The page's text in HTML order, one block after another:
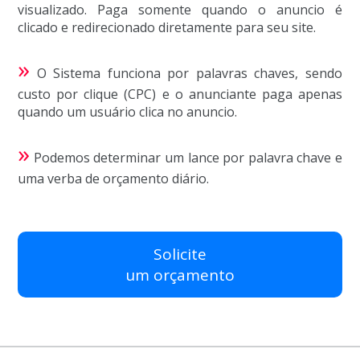
visualizado. Paga somente quando o anuncio é
clicado e redirecionado diretamente para seu site.
» O Sistema funciona por palavras chaves, sendo
custo por clique (CPC) e o anunciante paga apenas
quando um usuário clica no anuncio.
» Podemos determinar um lance por palavra chave e
uma verba de orçamento diário.
Solicite
um orçamento